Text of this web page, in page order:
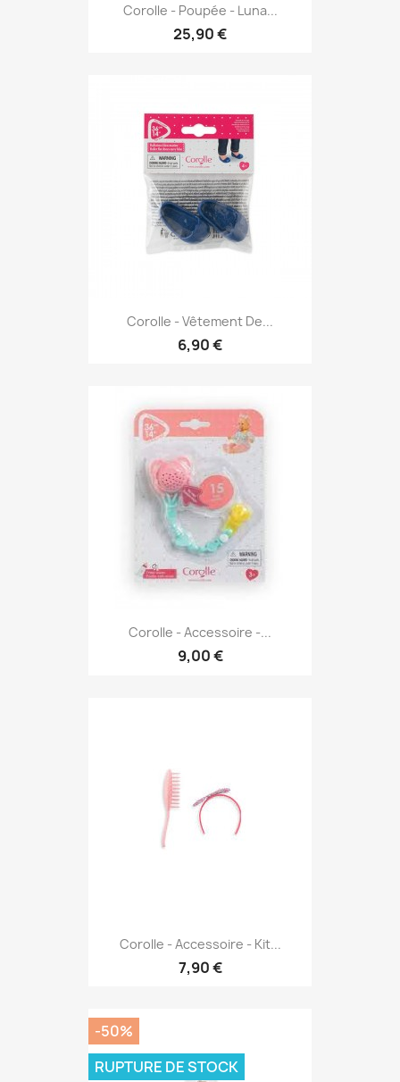
Corolle - Poupée - Luna...
25,90 €
Corolle - Vêtement De...
6,90 €
Corolle - Accessoire -...
9,00 €
Corolle - Accessoire - Kit...
7,90 €
-50%
RUPTURE DE STOCK